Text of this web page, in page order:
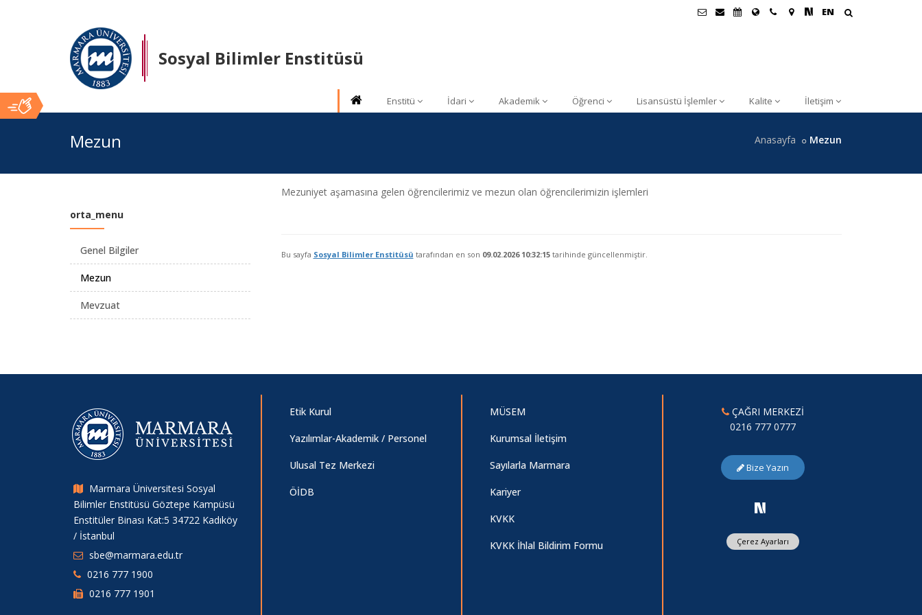
EN
Sosyal Bilimler Enstitüsü
Enstitü İdari Akademik Öğrenci Lisansüstü İşlemler Kalite İletişim
İçerik
Mezun Anasayfa Mezun
Mezuniyet aşamasına gelen öğrencilerimiz ve mezun olan öğrencilerimizin işlemleri
Bu sayfa Sosyal Bilimler Enstitüsü tarafından en son 09.02.2026 10:32:15tarihinde güncellenmiştir.
orta_menu
Genel Bilgiler
Mezun
Mevzuat
Marmara Üniversitesi Sosyal
Bilimler Enstitüsü Göztepe Kampüsü
Enstitüler Binası Kat:5 34722 Kadıköy
/ İstanbul
sbe@marmara.edu.tr
0216 777 1900
0216 777 1901
Etik Kurul
Yazılımlar-Akademik / Personel
Ulusal Tez Merkezi
ÖİDB
MÜSEM
Kurumsal İletişim
Sayılarla Marmara
Kariyer
KVKK
KVKK İhlal Bildirim Formu
ÇAĞRI MERKEZİ
0216 777 0777
Bize Yazın
Çerez Ayarları